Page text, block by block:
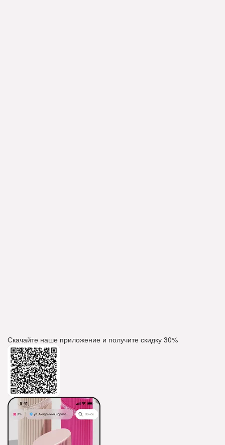
Скачайте наше приложение и получите скидку 30%